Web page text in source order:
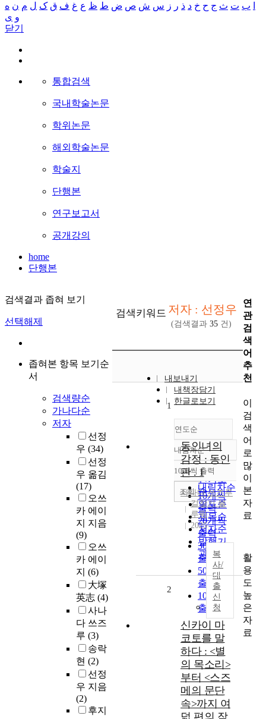
ب ت ث ج ح خ د ذ ر ز س ش ص ض ط ظ ع غ ف ق ک ل م ن ه
و ی
닫기
통합검색
국내학술논문
학위논문
해외학술논문
학술지
단행본
연구보고서
공개강의
home
단행본
검색결과 좁혀 보기
선택해제
좁혀본 항목 보기순
서
검색량순
가나다순
저자
선정
우 (34)
선정
우 옮김
(17)
오쓰
카 에이
지 지음
(9)
오쓰
카 에이
지 (6)
大塚
英志 (4)
사나
다 쓰즈
루 (3)
송락
현 (2)
선정
우 지음
(2)
후지
검색키워드 저자 : 선정우
(검색결과 35 건)
내보내기
내책장담기
한글로보기
연도순
정확도
순
인기도
순
연도순
제목순
저자순
발행기
관순
내림차순
오름차순
내림차순
10개씩 출력
10개씩
출력
20개씩
출력
30개씩
출력
50개씩
출력
100개씩
출력
조회
1
동인녀의
감정 : 동인
판 . 1
사나다 쓰즈루
길찾기 블
루픽
2025
복
사/
대
출
신
청
2
신카이 마
코토를 말
하다 : <별
의 목소리>
부터 <스즈
메의 문단
속>까지 여
연
관
검
색
어
추
천
이
검
색
어
로
많
이
본
자
료
활
용
도
높
은
자
료